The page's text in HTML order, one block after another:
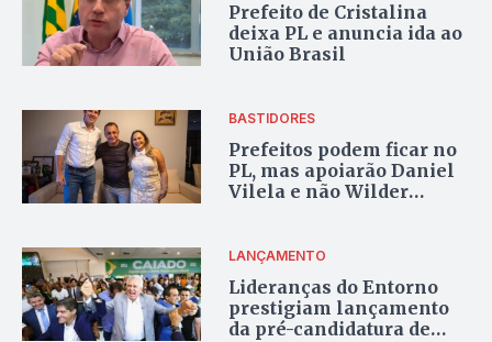
Prefeito de Cristalina
deixa PL e anuncia ida ao
União Brasil
BASTIDORES
Prefeitos podem ficar no
PL, mas apoiarão Daniel
Vilela e não Wilder
LANÇAMENTO
Lideranças do Entorno
prestigiam lançamento
da pré-candidatura de